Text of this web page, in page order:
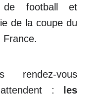
de football et
de la coupe du
France.
vous
:
les